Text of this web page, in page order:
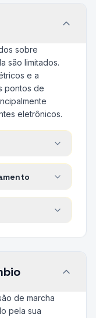
sobre
são limitados.
e a
pontos de
eletrônicos.
de marcha
pela sua